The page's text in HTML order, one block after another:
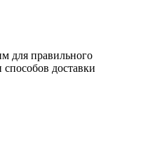
для правильного
доставки